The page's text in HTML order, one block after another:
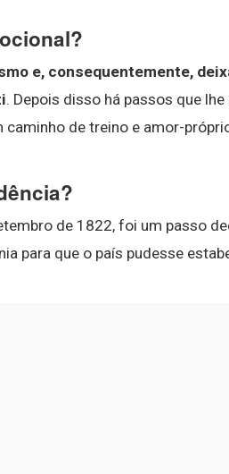
e, consequentemente,
. Depois disso há passos que
de treino e amor-
de 1822, foi um passo
para que o país pudesse